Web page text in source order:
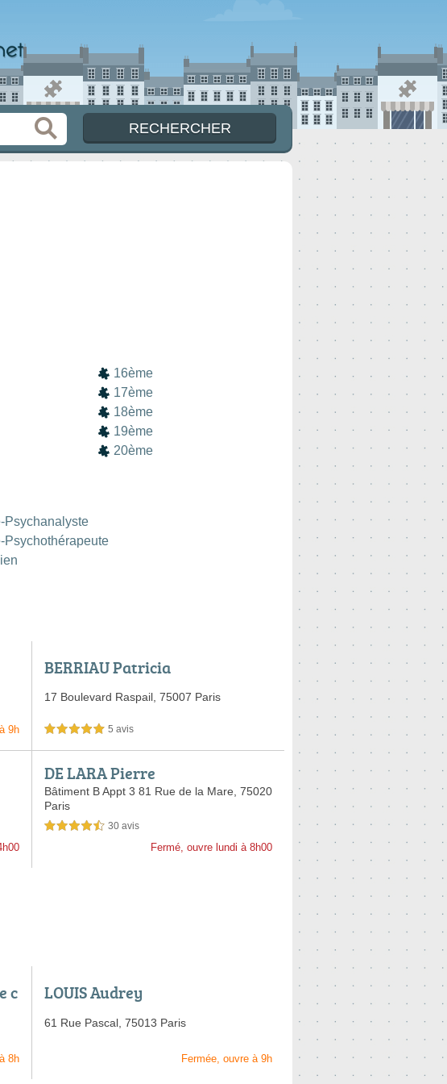
16ème
17ème
18ème
19ème
20ème
Psychanalyste
Psychothérapeute
9h
BERRIAU Patricia
17 Boulevard Raspail, 75007 Paris
5,0 étoiles sur 5 5 avis
DE LARA Pierre
Bâtiment B Appt 3 81 Rue de la Mare, 75020
Paris
4,5 étoiles sur 5 30 avis
Fermé, ouvre lundi à 8h00
c
8h
LOUIS Audrey
61 Rue Pascal, 75013 Paris
Fermée, ouvre à 9h